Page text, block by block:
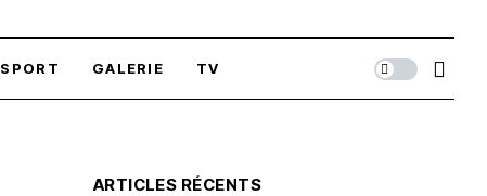
SPORT GALERIE TV
ARTICLES RÉCENTS